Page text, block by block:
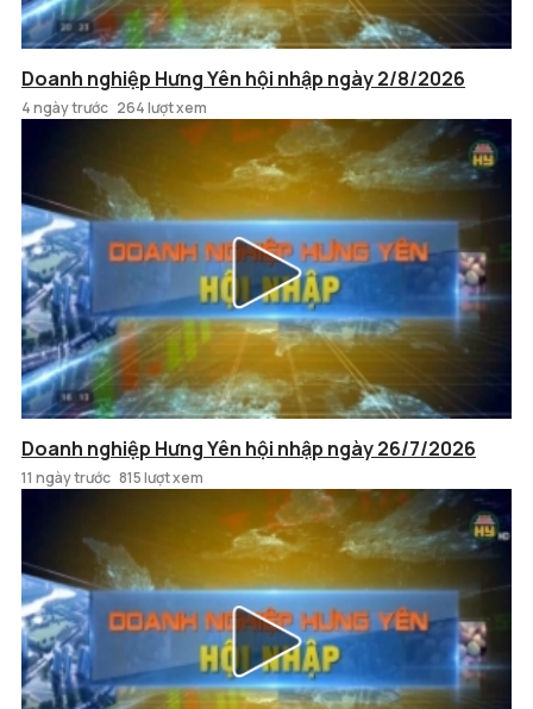
Doanh nghiệp Hưng Yên hội nhập ngày 2/8/2026
4 ngày trước 264 lượt xem
Doanh nghiệp Hưng Yên hội nhập ngày 26/7/2026
11 ngày trước 815 lượt xem